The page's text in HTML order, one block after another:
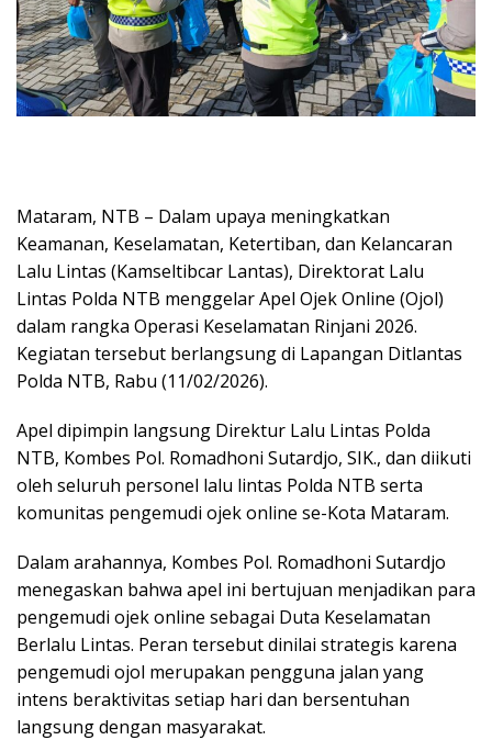
Mataram, NTB – Dalam upaya meningkatkan
Keamanan, Keselamatan, Ketertiban, dan Kelancaran
Lalu Lintas (Kamseltibcar Lantas), Direktorat Lalu
Lintas Polda NTB menggelar Apel Ojek Online (Ojol)
dalam rangka Operasi Keselamatan Rinjani 2026.
Kegiatan tersebut berlangsung di Lapangan Ditlantas
Polda NTB, Rabu (11/02/2026).
Apel dipimpin langsung Direktur Lalu Lintas Polda
NTB, Kombes Pol. Romadhoni Sutardjo, SIK., dan diikuti
oleh seluruh personel lalu lintas Polda NTB serta
komunitas pengemudi ojek online se-Kota Mataram.
Dalam arahannya, Kombes Pol. Romadhoni Sutardjo
menegaskan bahwa apel ini bertujuan menjadikan para
pengemudi ojek online sebagai Duta Keselamatan
Berlalu Lintas. Peran tersebut dinilai strategis karena
pengemudi ojol merupakan pengguna jalan yang
intens beraktivitas setiap hari dan bersentuhan
langsung dengan masyarakat.